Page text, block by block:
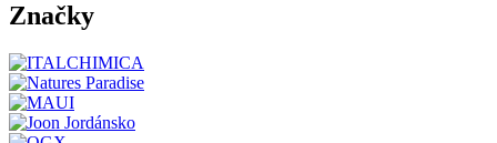
Značky